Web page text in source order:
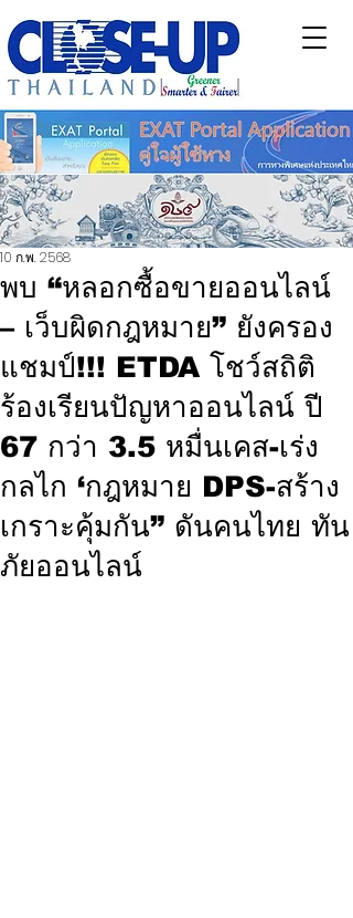
พบ “หลอกซื้อขายออนไลน์
– เว็บผิดกฎหมาย” ยังครอง
แชมป์!!! ETDA โชว์สถิติ
ร้องเรียนปัญหาออนไลน์ ปี
67 กว่า 3.5 หมื่นเคส-เร่ง
กลไก ‘กฎหมาย DPS-สร้าง
เกราะคุ้มกัน” ดันคนไทย ทัน
ภัยออนไลน์
10 ก.พ. 2568